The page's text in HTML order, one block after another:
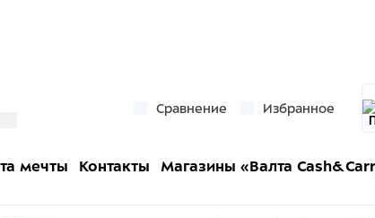
Сравнение Избранное
мечты Контакты Магазины «Валта